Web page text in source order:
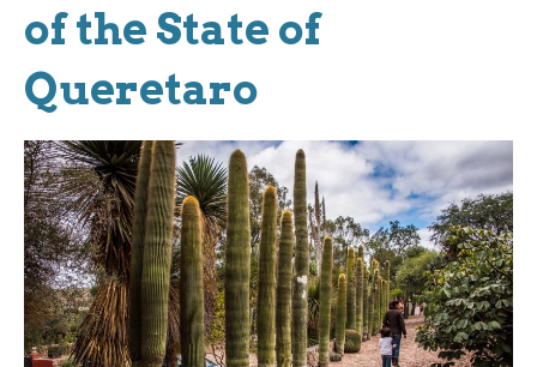
of the State of
Queretaro